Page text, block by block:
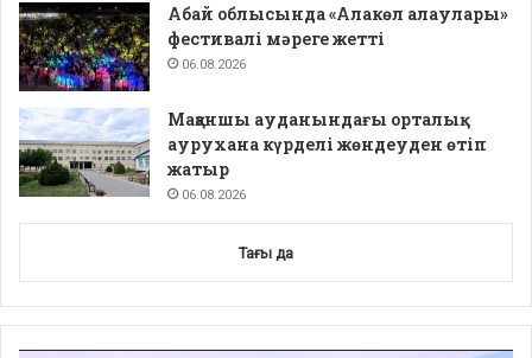
Абай облысында «Алакөл алаулары»
фестивалі мәреге жетті
06.08.2026
Мақаншы ауданындағы орталық
аурухана күрделі жөндеуден өтіп
жатыр
06.08.2026
Тағы да